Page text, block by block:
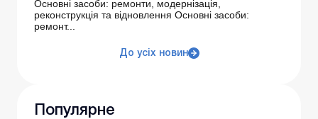
Основні засоби: ремонти, модернізація,
реконструкція та відновлення Основні засоби:
ремонт...
До усіх новин
Популярне